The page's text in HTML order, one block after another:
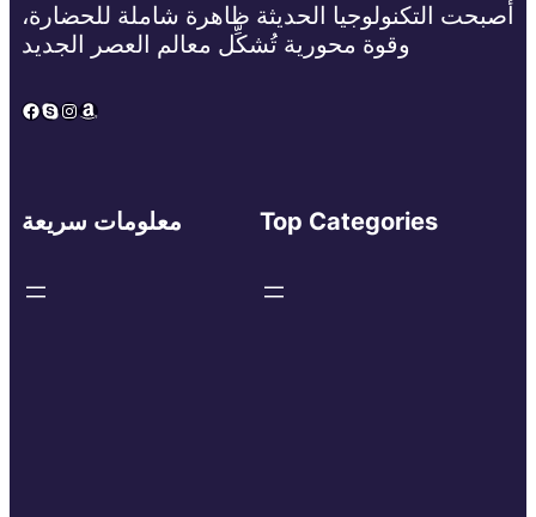
أصبحت التكنولوجيا الحديثة ظاهرة شاملة للحضارة،
وقوة محورية تُشكِّل معالم العصر الجديد
Facebook
Skype
Instagram
Amazon
معلومات سريعة Top Categories